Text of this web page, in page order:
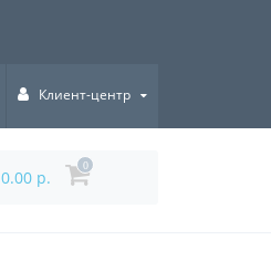
Клиент-центр
0.00 р.
0